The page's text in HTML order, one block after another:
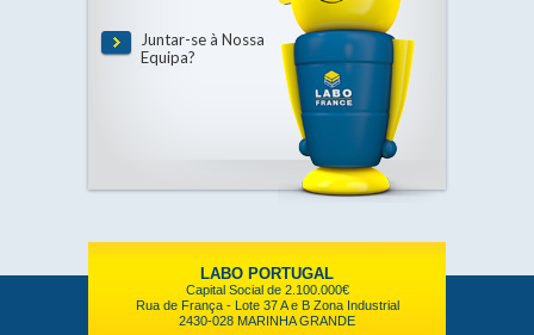
Juntar-se à Nossa
Equipa?
LABO PORTUGAL
Capital Social de 2.100.000€
Rua de França - Lote 37 A e B Zona Industrial
2430-028 MARINHA GRANDE